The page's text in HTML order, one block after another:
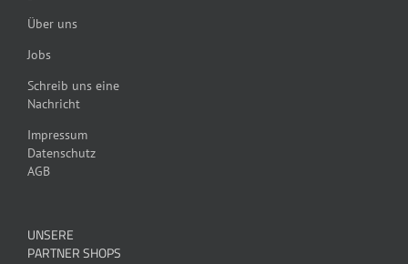
Über uns
Jobs
Schreib uns eine
Nachricht
Impressum
Datenschutz
AGB
UNSERE
PARTNER SHOPS